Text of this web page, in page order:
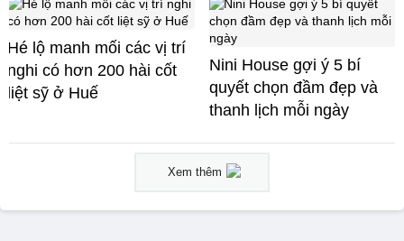
Hé lộ manh mối các vị trí
nghi có hơn 200 hài cốt
liệt sỹ ở Huế
Nini House gợi ý 5 bí
quyết chọn đầm đẹp và
thanh lịch mỗi ngày
Xem thêm